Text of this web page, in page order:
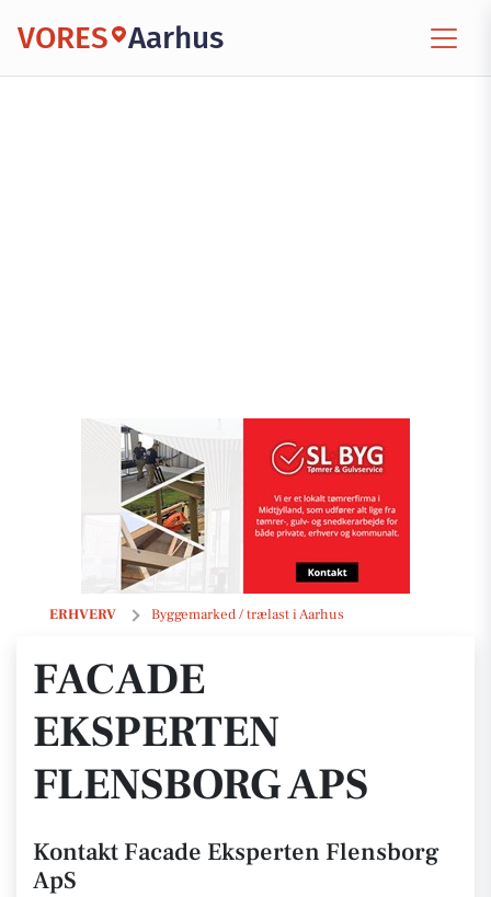
VORES Aarhus
ERHVERV Byggemarked / trælast i Aarhus
Facade Eksperten Flensborg ApS
FACADE
EKSPERTEN
FLENSBORG APS
Kontakt Facade Eksperten Flensborg
ApS